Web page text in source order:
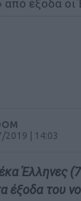
2019 | 14:03
Έλληνες
έξοδα του